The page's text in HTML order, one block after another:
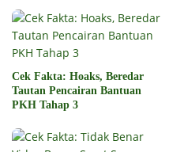
Cek Fakta: Hoaks, Beredar
Tautan Pencairan Bantuan
PKH Tahap 3